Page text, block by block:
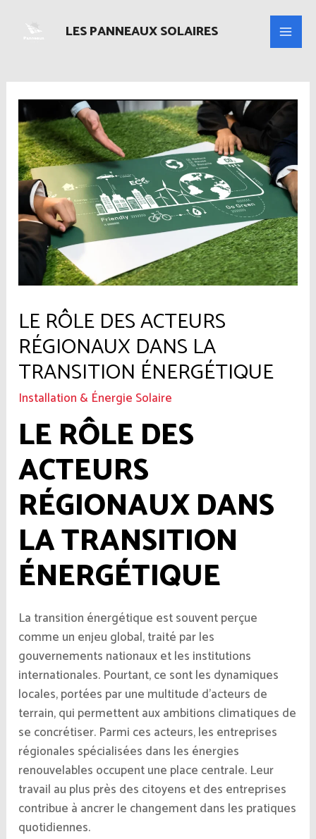
LES PANNEAUX SOLAIRES
Main
LE RÔLE DES ACTEURS
RÉGIONAUX DANS LA
TRANSITION ÉNERGÉTIQUE
Installation & Énergie Solaire
LE RÔLE DES
ACTEURS
RÉGIONAUX DANS
LA TRANSITION
ÉNERGÉTIQUE
La transition énergétique est souvent perçue
comme un enjeu global, traité par les
gouvernements nationaux et les institutions
internationales. Pourtant, ce sont les dynamiques
locales, portées par une multitude d’acteurs de
terrain, qui permettent aux ambitions climatiques de
se concrétiser. Parmi ces acteurs, les entreprises
régionales spécialisées dans les énergies
renouvelables occupent une place centrale. Leur
travail au plus près des citoyens et des entreprises
contribue à ancrer le changement dans les pratiques
quotidiennes.